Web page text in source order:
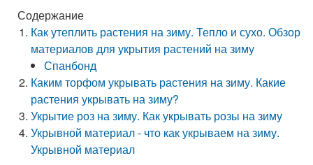
Содержание
Как утеплить растения на зиму. Тепло и сухо. Обзор
материалов для укрытия растений на зиму
Спанбонд
Каким торфом укрывать растения на зиму. Какие
растения укрывать на зиму?
Укрытие роз на зиму. Как укрывать розы на зиму
Укрывной материал - что как укрываем на зиму.
Укрывной материал